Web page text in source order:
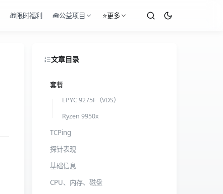
🎁限时福利 🧰公益项目 ⭐更多
文章目录
套餐
EPYC 9275F（VDS）
Ryzen 9950x
TCPing
探针表现
基础信息
CPU、内存、磁盘